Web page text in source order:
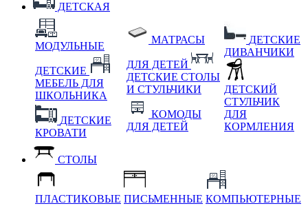
ДЕТСКАЯ
МОДУЛЬНЫЕ
ДЕТСКИЕ
МЕБЕЛЬ ДЛЯ
ШКОЛЬНИКА
ДЕТСКИЕ
КРОВАТИ
МАТРАСЫ
ДЛЯ ДЕТЕЙ
ДЕТСКИЕ СТОЛЫ
И СТУЛЬЧИКИ
КОМОДЫ
ДЛЯ ДЕТЕЙ
ДЕТСКИЕ
ДИВАНЧИКИ
ДЕТСКИЙ
СТУЛЬЧИК
ДЛЯ
КОРМЛЕНИЯ
СТОЛЫ
ПЛАСТИКОВЫЕ ПИСЬМЕННЫЕ КОМПЬЮТЕРНЫЕ